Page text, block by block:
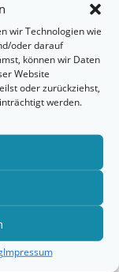
wir Technologien wie
oder darauf
können wir Daten
Website
oder zurückziehst,
werden.
Impressum
MStV:
Neuburg,